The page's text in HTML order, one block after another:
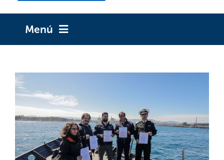
Menú
¿QUIÉNES SOMOS?
OFICINAS REGIONALES
DOCUMENTOS
View
Larger
Image